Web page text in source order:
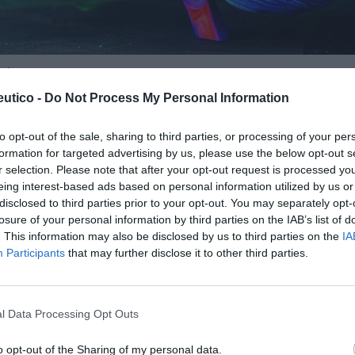
- Do Not Process My Personal Information
opt-out of the sale, sharing to third parties, or processing of your
for targeted advertising by us, please use the below opt-out
selection. Please note that after your opt-out request is processed
interest-based ads based on personal information utilized by us
to third parties prior to your opt-out. You may separately
of your personal information by third parties on the IAB’s list of
This information may also be disclosed by us to third parties on the
Participants that may further disclose it to other third parties.
Data Processing Opt Outs
opt-out of the Sharing of my personal data.
pensado en cómo puede influir el color a la
o una marca? El color es una
Para comprender su
para seguir leyendo El
Lo
No